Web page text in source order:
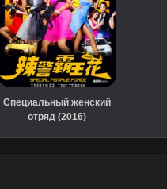
Специальный женский
отряд (2016)